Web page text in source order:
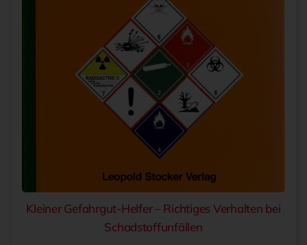
Kleiner Gefahrgut-Helfer – Richtiges Verhalten bei
Schadstoffunfällen